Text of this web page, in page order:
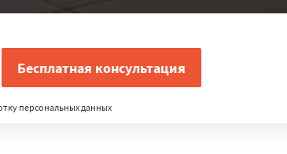
персональных данных